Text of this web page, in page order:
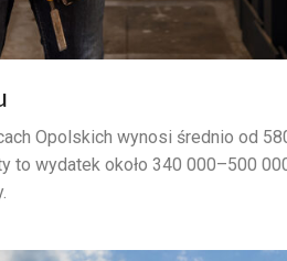
Opolskich wynosi średnio od
wydatek około 340 000–500